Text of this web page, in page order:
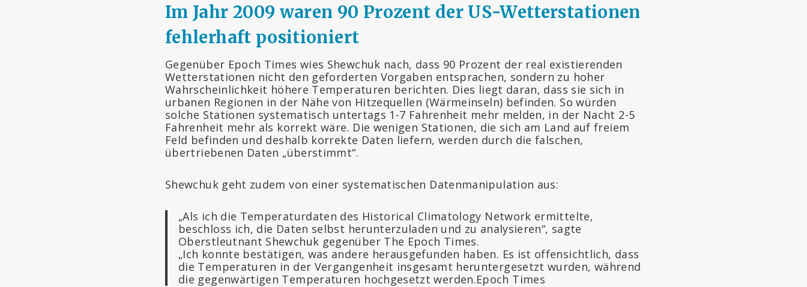
Im Jahr 2009 waren 90 Prozent der US-Wetterstationen
fehlerhaft positioniert
Gegenüber Epoch Times wies Shewchuk nach, dass 90 Prozent der real existierenden
Wetterstationen nicht den geforderten Vorgaben entsprachen, sondern zu hoher
Wahrscheinlichkeit höhere Temperaturen berichten. Dies liegt daran, dass sie sich in
urbanen Regionen in der Nähe von Hitzequellen (Wärmeinseln) befinden. So würden
solche Stationen systematisch untertags 1-7 Fahrenheit mehr melden, in der Nacht 2-5
Fahrenheit mehr als korrekt wäre. Die wenigen Stationen, die sich am Land auf freiem
Feld befinden und deshalb korrekte Daten liefern, werden durch die falschen,
übertriebenen Daten „überstimmt“.
Shewchuk geht zudem von einer systematischen Datenmanipulation aus:
„Als ich die Temperaturdaten des Historical Climatology Network ermittelte,
beschloss ich, die Daten selbst herunterzuladen und zu analysieren“, sagte
Oberstleutnant Shewchuk gegenüber The Epoch Times.
„Ich konnte bestätigen, was andere herausgefunden haben. Es ist offensichtlich, dass
die Temperaturen in der Vergangenheit insgesamt heruntergesetzt wurden, während
die gegenwärtigen Temperaturen hochgesetzt werden.Epoch Times